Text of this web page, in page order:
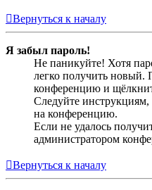
Вернуться к началу
Я забыл пароль!
Не паникуйте! Хотя
легко получить новый.
конференцию и
Следуйте
на конференцию.
Если не удалось
администратором
Вернуться к началу